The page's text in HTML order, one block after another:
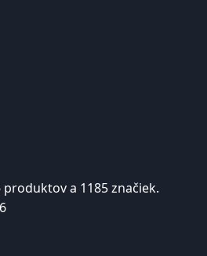
produktov a 1185 značiek.